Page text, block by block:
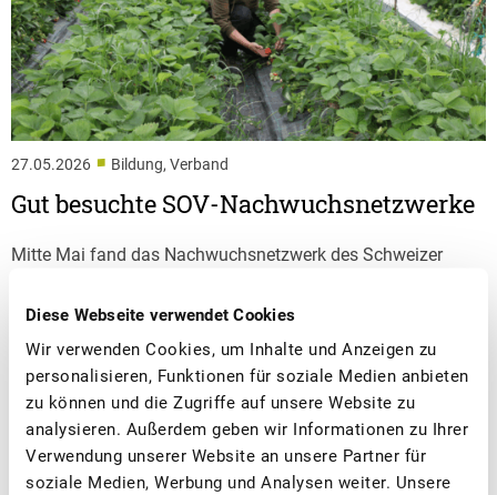
Diese Webseite verwendet Cookies
Wir verwenden Cookies, um Inhalte und Anzeigen zu
personalisieren, Funktionen für soziale Medien anbieten
zu können und die Zugriffe auf unsere Website zu
analysieren. Außerdem geben wir Informationen zu Ihrer
Verwendung unserer Website an unsere Partner für
soziale Medien, Werbung und Analysen weiter. Unsere
27.05.2026 ■ Bildung, Verband
Gut besuchte SOV-Nachwuchsnetzwerke
Mitte Mai fand das Nachwuchsnetzwerk des Schweizer
Vétroz VS trafen sich über 50 junge Obstfachleute sowie
Vertreterinnen und Vertreter von Fachstellen und
Berufsfachschulen zum Austausch.